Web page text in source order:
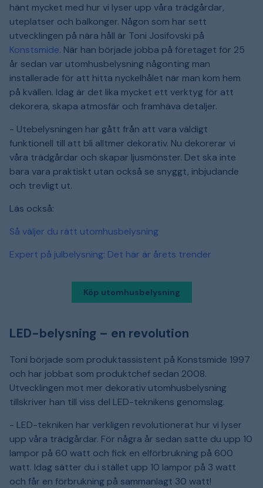
hänt mycket med hur vi lyser upp våra trädgårdar,
uteplatser och balkonger. Någon som har sett
utvecklingen på nära håll är Toni Josifovski på
Konstsmide. När han började jobba på företaget för 25
år sedan var utomhusbelysning någonting man
installerade för att hitta nyckelhålet när man kom hem
på kvällen. Idag är det lika mycket ett verktyg för att
dekorera, skapa atmosfär och framhäva detaljer.
- Utebelysningen har gått från att vara väldigt
funktionell till att bli alltmer dekorativ. Nu dekorerar vi
våra trädgårdar och skapar ljusmönster. Det ska inte
bara vara praktiskt utan också se snyggt, inbjudande
och trevligt ut.
Läs också:
Så väljer du rätt utomhusbelysning
Expert på julbelysning: Det här är årets trender
Köp utomhusbelysning
LED-belysning – en revolution
Toni började som produktassistent på Konstsmide 1997
och har jobbat som produktchef sedan 2008.
Utvecklingen mot mer dekorativ utomhusbelysning
tillskriver han till viss del LED-teknikens genomslag.
- LED-tekniken har verkligen revolutionerat hur vi lyser
upp våra trädgårdar. För några år sedan satte du upp 10
lampor på 60 watt och fick en elförbrukning på 600
watt. Idag sätter du i stället upp 10 lampor på 3 watt
och får en förbrukning på sammanlagt 30 watt!